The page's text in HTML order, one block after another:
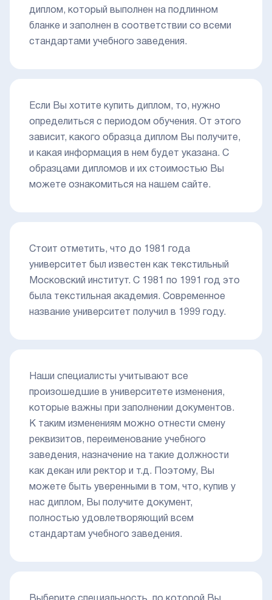
диплом, который выполнен на подлинном
бланке и заполнен в соответствии со всеми
стандартами учебного заведения.
Если Вы хотите купить диплом, то, нужно
определиться с периодом обучения. От этого
зависит, какого образца диплом Вы получите,
и какая информация в нем будет указана. С
образцами дипломов и их стоимостью Вы
можете ознакомиться на нашем сайте.
Стоит отметить, что до 1981 года
университет был известен как текстильный
Московский институт. С 1981 по 1991 год это
была текстильная академия. Современное
название университет получил в 1999 году.
Наши специалисты учитывают все
произошедшие в университете изменения,
которые важны при заполнении документов.
К таким изменениям можно отнести смену
реквизитов, переименование учебного
заведения, назначение на такие должности
как декан или ректор и т.д. Поэтому, Вы
можете быть уверенными в том, что, купив у
нас диплом, Вы получите документ,
полностью удовлетворяющий всем
стандартам учебного заведения.